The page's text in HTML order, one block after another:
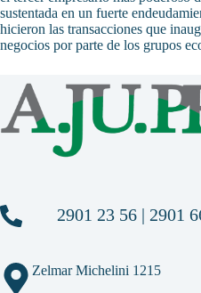
sustentada en un fuerte
hicieron las transacciones que
negocios por parte de los grupos
2901 23 56 | 2901
Zelmar Michelini 1215